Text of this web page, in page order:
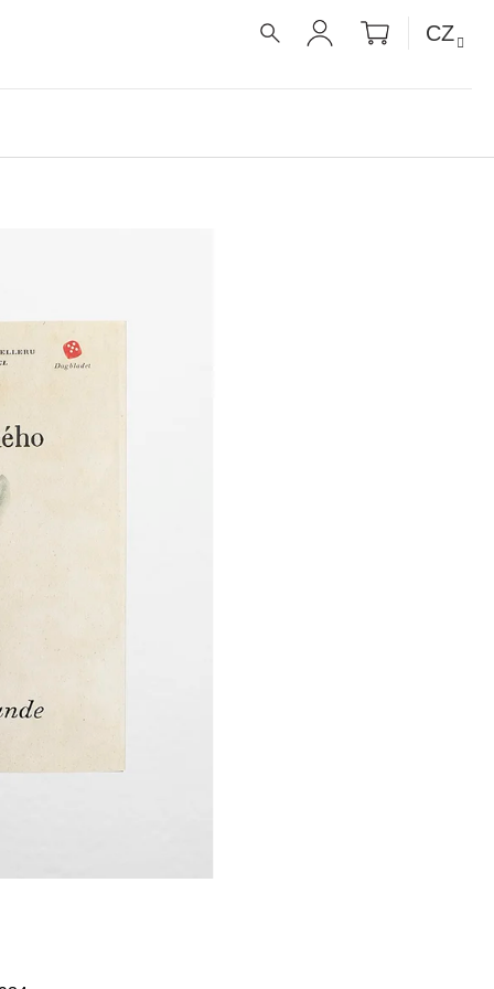
PŘIHLÁŠENÍ
NÁKUPNÍ
KOŠÍK
CZ
RECEPTY PRO
KLIMA